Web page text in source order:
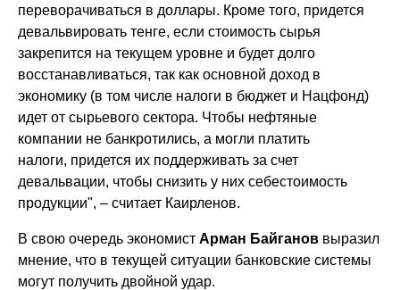
переворачиваться в доллары. Кроме того, придется
девальвировать тенге, если стоимость сырья
закрепится на текущем уровне и будет долго
восстанавливаться, так как основной доход в
экономику (в том числе налоги в бюджет и Нацфонд)
идет от сырьевого сектора. Чтобы нефтяные
компании не банкротились, а могли платить
налоги, придется их поддерживать за счет
девальвации, чтобы снизить у них себестоимость
продукции", – считает Каирленов.
В свою очередь экономистАрман Байганов выразил
мнение, что в текущей ситуации банковские системы
могут получить двойной удар.